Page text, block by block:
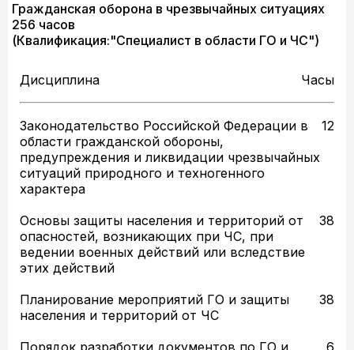
Гражданская оборона в чрезвычайных ситуациях
256 часов
(Квалификация:"Специалист в области ГО и ЧС")
Дисциплина Часы
Законодательство Российской Федерации в
области гражданской обороны,
предупреждения и ликвидации чрезвычайных
ситуаций природного и техногенного
характера
12
Основы защиты населения и территорий от
опасностей, возникающих при ЧС, при
ведении военных действий или вследствие
этих действий
38
Планирование мероприятий ГО и защиты
населения и территорий от ЧС
38
Порядок разработки документов по ГО и
6